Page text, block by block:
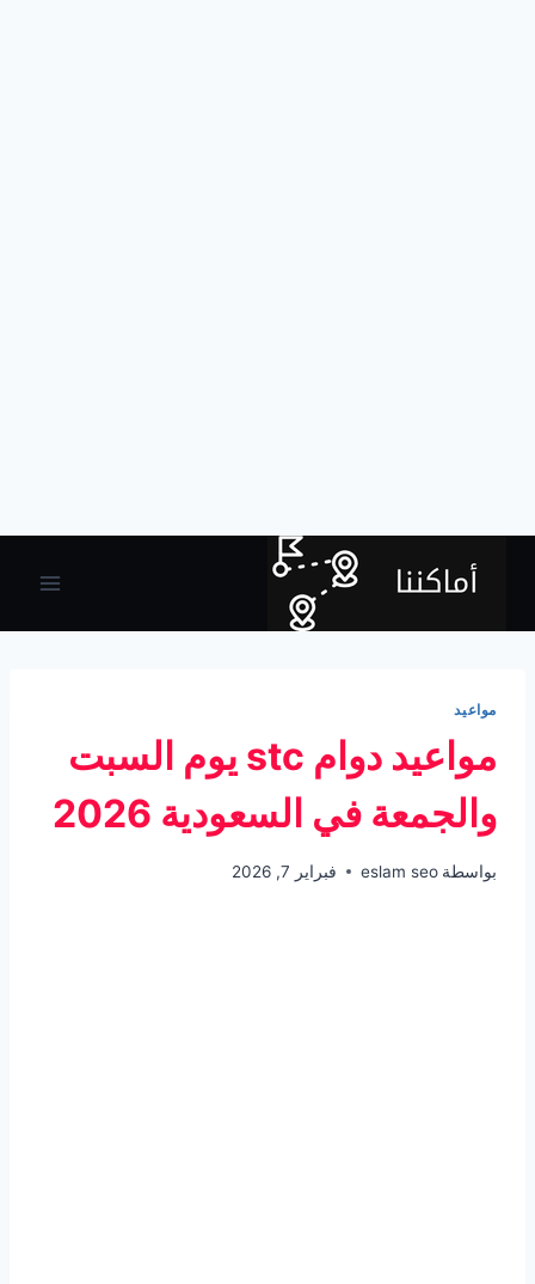
مواعيد
مواعيد دوام stc يوم السبت
والجمعة في السعودية 2026
بواسطة eslam seo فبراير 7, 2026